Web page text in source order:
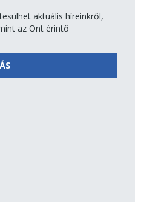
aktuális híreinkről,
az Önt érintő